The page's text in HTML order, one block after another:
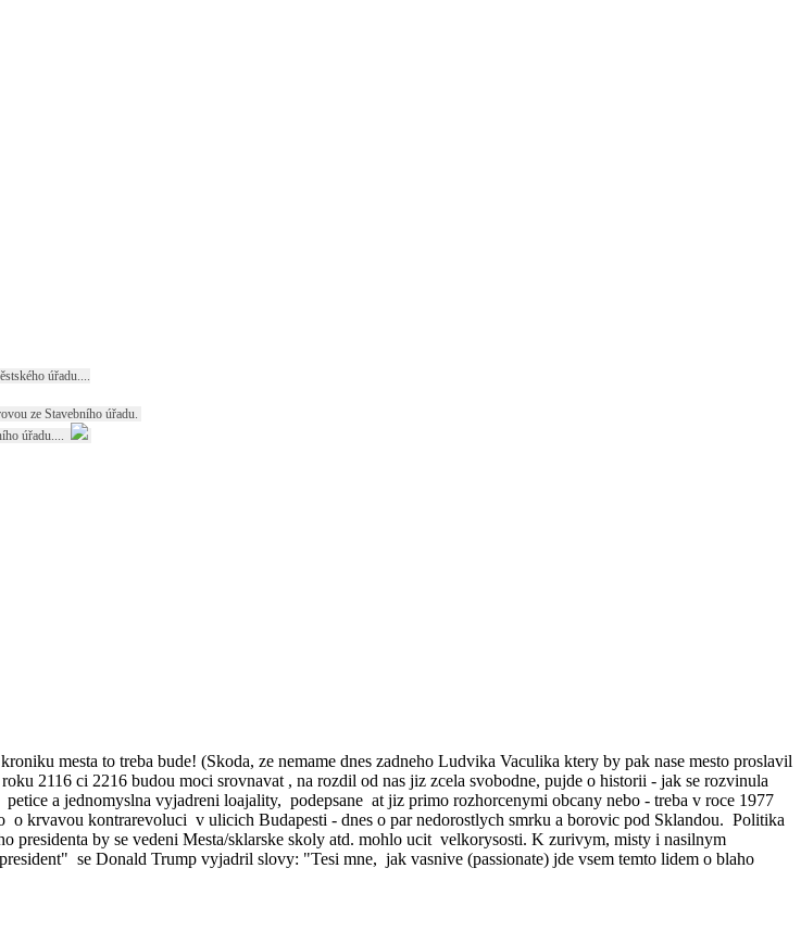
úřadu....
ze Stavebního úřadu.
úřadu....
mesta to treba bude! (Skoda, ze nemame dnes zadneho Ludvika Vaculika ktery by pak nase mesto proslavil
2116 ci 2216 budou moci srovnavat , na rozdil od nas jiz zcela svobodne, pujde o historii - jak se rozvinula
a jednomyslna vyjadreni loajality, podepsane at jiz primo rozhorcenymi obcany nebo - treba v roce 1977
krvavou kontrarevoluci v ulicich Budapesti - dnes o par nedorostlych smrku a borovic pod Sklandou. Politika
presidenta by se vedeni Mesta/sklarske skoly atd. mohlo ucit velkorysosti. K zurivym, misty i nasilnym
se Donald Trump vyjadril slovy: "Tesi mne, jak vasnive (passionate) jde vsem temto lidem o blaho